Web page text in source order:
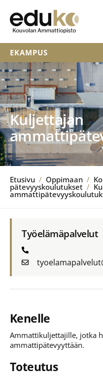
EKAMPUS
Kuljettajan
Etusivu / Oppimaan /
pätevyyskoulutukset /
Työelämäpalvelut
Kenelle
Ammattikuljettajille, jotka
ammattipätevyyttään.
Toteutus